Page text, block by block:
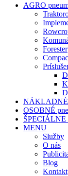
AGRO
NÁKLADNÉ
OSOBNÉ
ŠPECIÁLNE
MENU
Služby
O nás
Blog
Kontakt